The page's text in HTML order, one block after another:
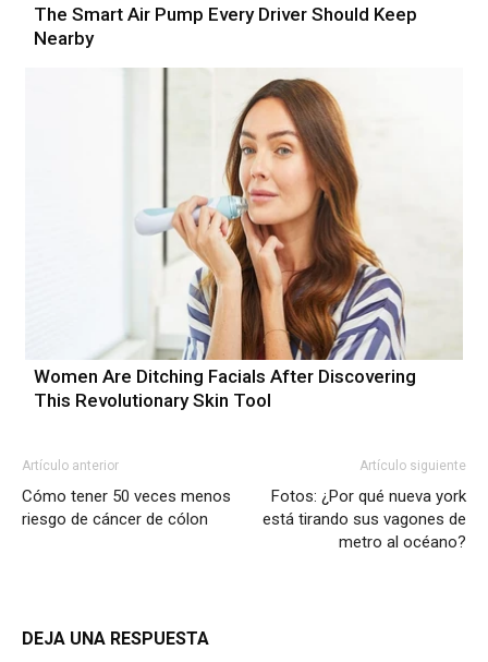
The Smart Air Pump Every Driver Should Keep
Nearby
Women Are Ditching Facials After Discovering
This Revolutionary Skin Tool
Artículo anterior
Cómo tener 50 veces menos
riesgo de cáncer de cólon
Artículo siguiente
Fotos: ¿Por qué nueva york
está tirando sus vagones de
metro al océano?
DEJA UNA RESPUESTA